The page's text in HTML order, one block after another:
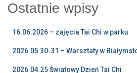
Ostatnie wpisy
16.06.2026 – zajęcia Tai Chi w parku
2026.05.30-31 – Warsztaty w
2026.04.25 Światowy Dzień Tai Chi